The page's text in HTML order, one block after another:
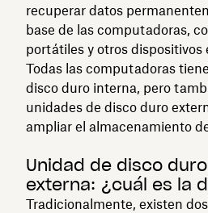
recuperar datos
base de las computadoras,
portátiles y otros dispositivos
Todas las computadoras
disco duro interna, pero
unidades de disco duro
ampliar el almacenamiento
Unidad de disco
externa: ¿cuál es la
Tradicionalmente, existen